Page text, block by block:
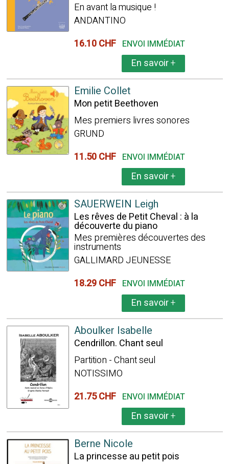
En avant la musique !
ANDANTINO
16.10 CHF ENVOI IMMÉDIAT
En savoir+
Emilie Collet
Mon petit Beethoven
Mes premiers livres sonores
GRUND
11.50 CHF ENVOI IMMÉDIAT
En savoir+
SAUERWEIN Leigh
Les rêves de Petit Cheval : à la
découverte du piano
Mes premières découvertes des
instruments
GALLIMARD JEUNESSE
18.29 CHF ENVOI IMMÉDIAT
En savoir+
Aboulker Isabelle
Cendrillon. Chant seul
Partition - Chant seul
NOTISSIMO
21.75 CHF ENVOI IMMÉDIAT
En savoir+
Berne Nicole
La princesse au petit pois